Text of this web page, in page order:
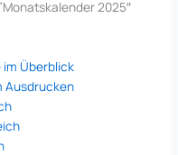
2025″
im Überblick
Ausdrucken